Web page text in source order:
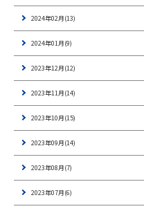
2024年02月(13)
2024年01月(9)
2023年12月(12)
2023年11月(14)
2023年10月(15)
2023年09月(14)
2023年08月(7)
2023年07月(6)